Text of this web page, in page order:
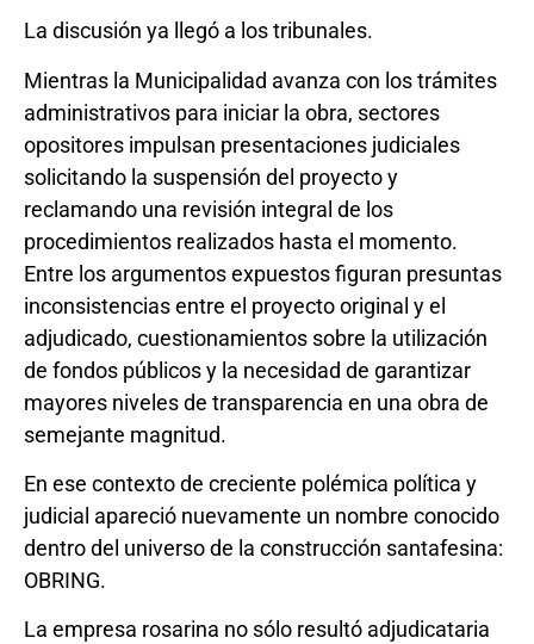
La discusión ya llegó a los tribunales.
Mientras la Municipalidad avanza con los trámites
administrativos para iniciar la obra, sectores
opositores impulsan presentaciones judiciales
solicitando la suspensión del proyecto y
reclamando una revisión integral de los
procedimientos realizados hasta el momento.
Entre los argumentos expuestos figuran presuntas
inconsistencias entre el proyecto original y el
adjudicado, cuestionamientos sobre la utilización
de fondos públicos y la necesidad de garantizar
mayores niveles de transparencia en una obra de
semejante magnitud.
En ese contexto de creciente polémica política y
judicial apareció nuevamente un nombre conocido
dentro del universo de la construcción santafesina:
OBRING.
La empresa rosarina no sólo resultó adjudicataria